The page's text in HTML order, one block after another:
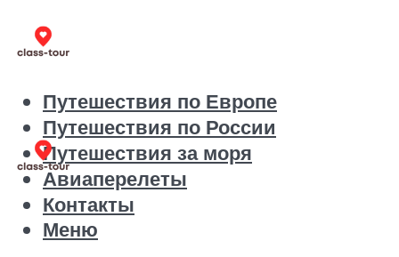
Путешествия по Европе
Путешествия по России
Путешествия за моря
Авиаперелеты
Контакты
Меню